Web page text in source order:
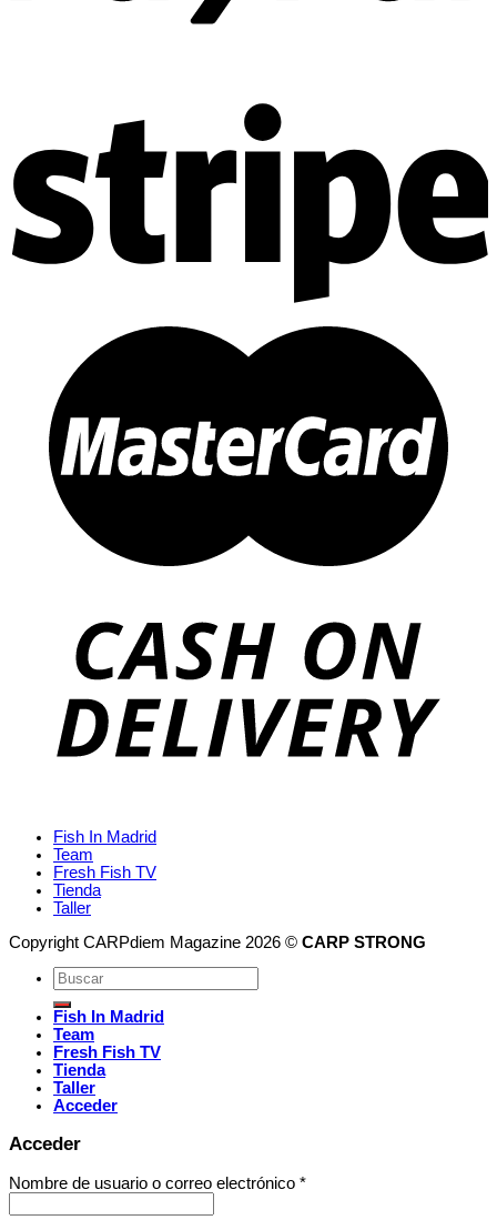
Fish In Madrid
Team
Fresh Fish TV
Tienda
Taller
Copyright CARPdiem Magazine 2026 © CARP STRONG
Fish In Madrid
Team
Fresh Fish TV
Tienda
Taller
Acceder
Acceder
Nombre de usuario o correo electrónico *